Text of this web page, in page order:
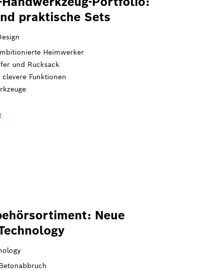
praktische Sets
Heimwerker
und Rucksack
Funktionen
Neue